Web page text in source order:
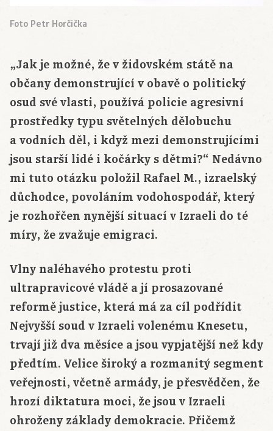
Foto Petr Horčička
„Jak je možné, že v židovském státě na
občany demonstrující v obavě o politický
osud své vlasti, používá policie agresivní
prostředky typu světelných dělobuchu
a vodních děl, i když mezi demonstrujícími
jsou starší lidé i kočárky s dětmi?“ Nedávno
mi tuto otázku položil Rafael M., izraelský
důchodce, povoláním vodohospodář, který
je rozhořčen nynější situací v Izraeli do té
míry, že zvažuje emigraci.
Vlny naléhavého protestu proti
ultrapravicové vládě a jí prosazované
reformě justice, která má za cíl podřídit
Nejvyšší soud v Izraeli volenému Knesetu,
trvají již dva měsíce a jsou vypjatější než kdy
předtím. Velice široký a rozmanitý segment
veřejnosti, včetně armády, je přesvědčen, že
hrozí diktatura moci, že jsou v Izraeli
ohroženy základy demokracie. Přičemž